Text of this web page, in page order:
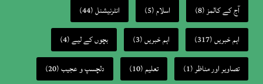
آج کے کالمز(8) اسلام(5) انٹرنیشنل(44)
اہم خبریں(317) اہم خبریں(3) بچوں کے لیے(4)
تصاویر اور مناظر(1) تعلیم(10) دلچسپ و عجیب(20)